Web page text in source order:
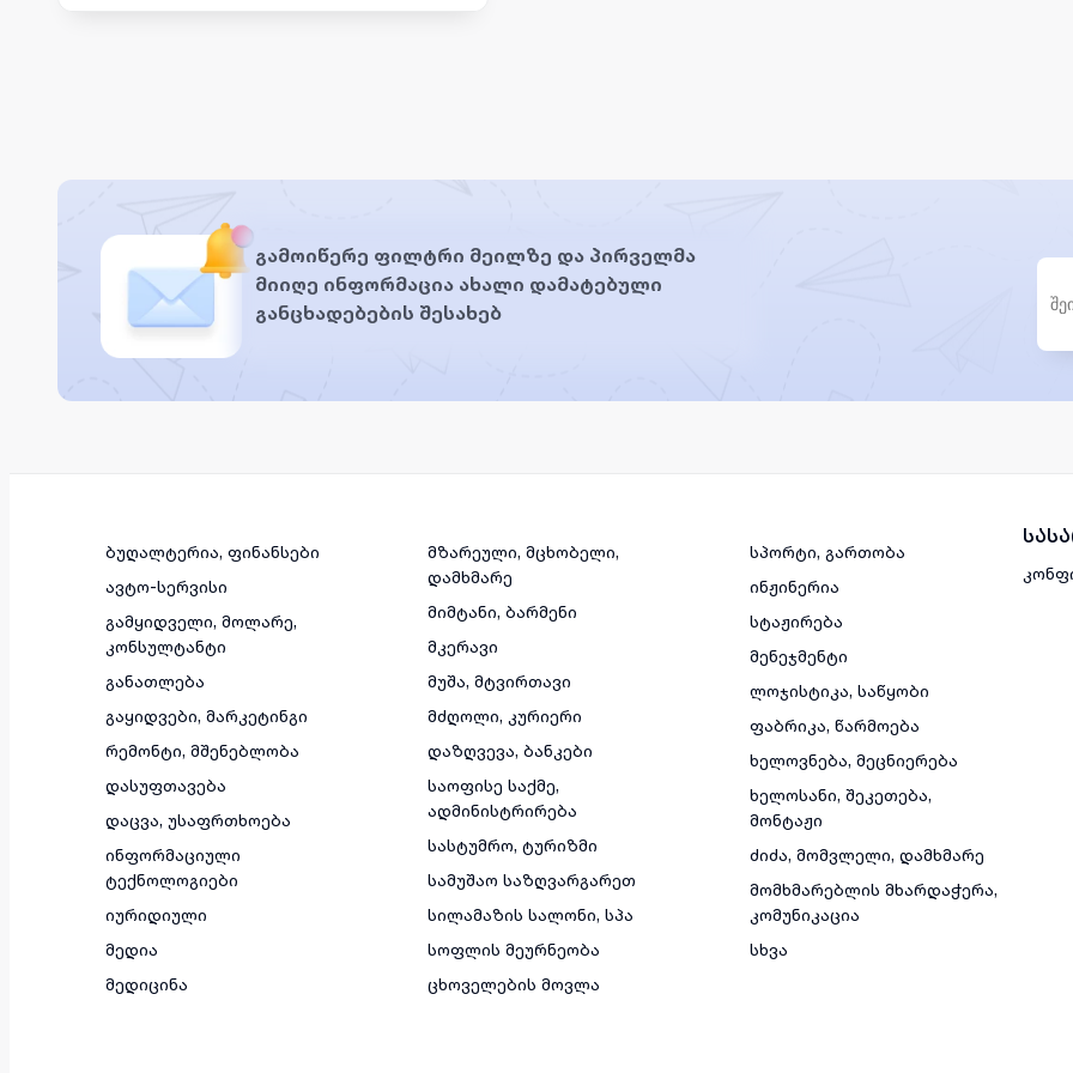
გამოიწერე ფილტრი მეილზე და პირველმა
მიიღე ინფორმაცია ახალი დამატებული
განცხადებების შესახებ
ბუღალტერია, ფინანსები
ავტო-სერვისი
გამყიდველი, მოლარე,
კონსულტანტი
განათლება
გაყიდვები, მარკეტინგი
რემონტი, მშენებლობა
დასუფთავება
დაცვა, უსაფრთხოება
ინფორმაციული
ტექნოლოგიები
იურიდიული
მედია
მედიცინა
მზარეული, მცხობელი,
დამხმარე
მიმტანი, ბარმენი
მკერავი
მუშა, მტვირთავი
მძღოლი, კურიერი
დაზღვევა, ბანკები
საოფისე საქმე,
ადმინისტრირება
სასტუმრო, ტურიზმი
სამუშაო საზღვარგარეთ
სილამაზის სალონი, სპა
სოფლის მეურნეობა
ცხოველების მოვლა
სპორტი, გართობა
ინჟინერია
სტაჟირება
მენეჯმენტი
ლოჯისტიკა, საწყობი
ფაბრიკა, წარმოება
ხელოვნება, მეცნიერება
ხელოსანი, შეკეთება,
მონტაჟი
ძიძა, მომვლელი, დამხმარე
მომხმარებლის მხარდაჭერა,
კომუნიკაცია
სხვა